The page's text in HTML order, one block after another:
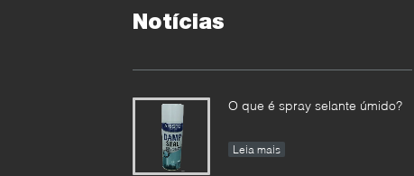
Notícias
O que é spray selante úmido?
Leia mais